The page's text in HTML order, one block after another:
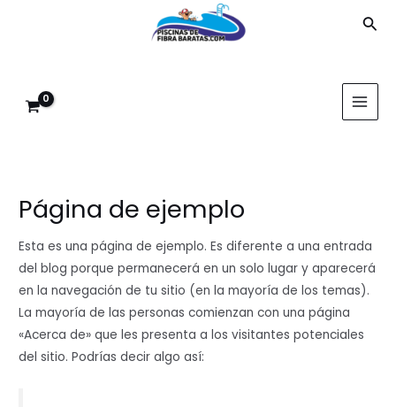
Página de ejemplo
Esta es una página de ejemplo. Es diferente a una entrada
del blog porque permanecerá en un solo lugar y aparecerá
en la navegación de tu sitio (en la mayoría de los temas).
La mayoría de las personas comienzan con una página
«Acerca de» que les presenta a los visitantes potenciales
del sitio. Podrías decir algo así: